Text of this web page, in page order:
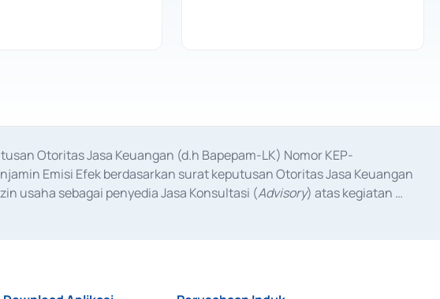
Otoritas Jasa Keuangan (d.h Bapepam-LK) Nomor KEP-
Emisi Efek berdasarkan surat keputusan Otoritas Jasa Keuangan
usaha sebagai penyedia Jasa Konsultasi (Advisory) atas kegiatan